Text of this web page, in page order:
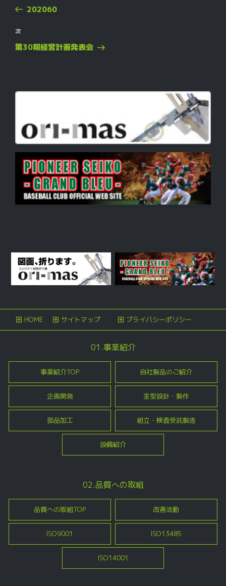
ナ
ビ
ゲ
去
投
稿
202060
次
の
次
第30期経営計画発表会
HOME サイトマップ プライバシーポリシー
01.事業紹介
事業紹介TOP 自社製品のご紹介
企画開発 金型設計・製作
部品加工 組立・検査受託製造
設備紹介
02.品質への取組
品質への取組TOP 改善活動
ISO9001 ISO13485
ISO14001